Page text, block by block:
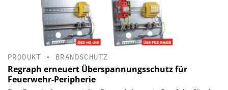
PRODUKT • BRANDSCHUTZ
Regraph erneuert Überspannungsschutz für
Feuerwehr-Peripherie